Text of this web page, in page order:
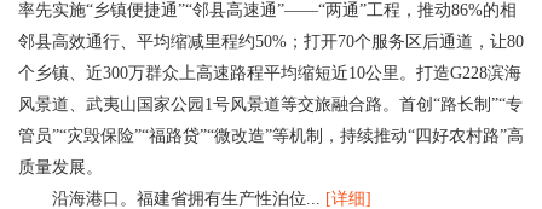
率先实施“乡镇便捷通”“邻县高速通”——“两通”工程，推动86%的相
邻县高效通行、平均缩减里程约50%；打开70个服务区后通道，让80
个乡镇、近300万群众上高速路程平均缩短近10公里。打造G228滨海
风景道、武夷山国家公园1号风景道等交旅融合路。首创“路长制”“专
管员”“灾毁保险”“福路贷”“微改造”等机制，持续推动“四好农村路”高
质量发展。
沿海港口。福建省拥有生产性泊位... [详细]